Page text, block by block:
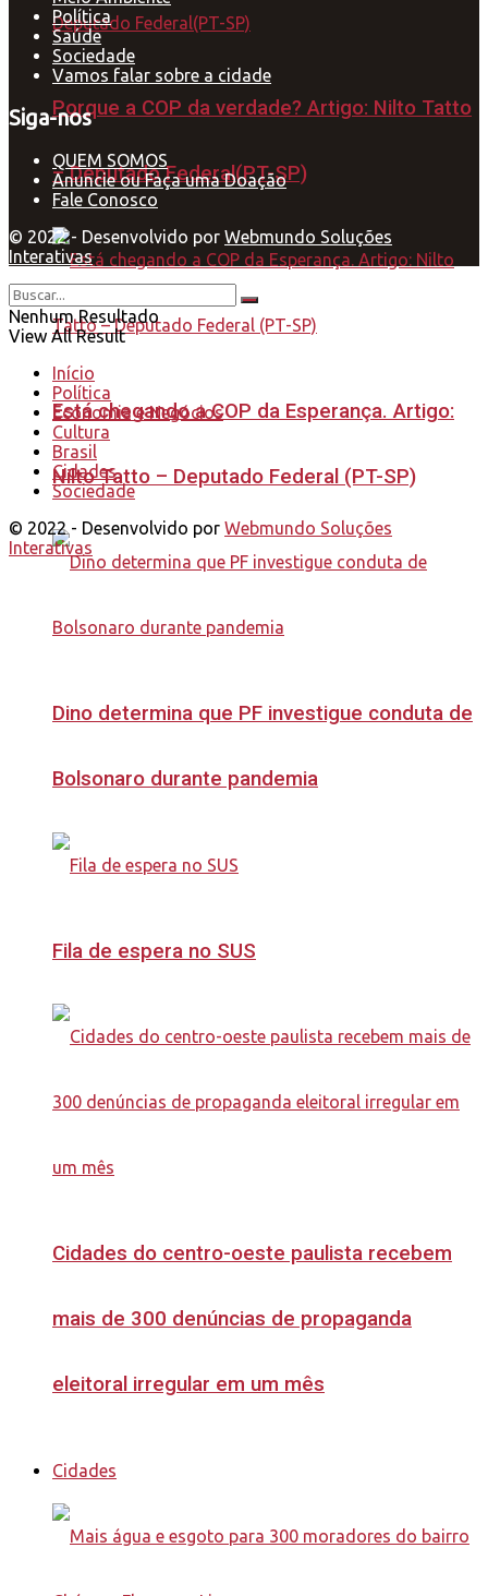
Porque a COP da verdade? Artigo: Nilto Tatto
– Deputado Federal(PT-SP)
Está chegando a COP da Esperança. Artigo:
Nilto Tatto – Deputado Federal (PT-SP)
Dino determina que PF investigue conduta de
Bolsonaro durante pandemia
Fila de espera no SUS
Cidades do centro-oeste paulista recebem
mais de 300 denúncias de propaganda
eleitoral irregular em um mês
Cidades
Política
Saúde
Sociedade
Vamos falar sobre a cidade
Siga-nos
QUEM SOMOS
Anuncie ou Faça uma Doação
Fale Conosco
© 2022 - Desenvolvido por Webmundo Soluções
Interativas
Nenhum Resultado
View All Result
Início
Política
Economia e Negócios
Cultura
Brasil
Cidades
Sociedade
© 2022 - Desenvolvido por Webmundo Soluções
Interativas